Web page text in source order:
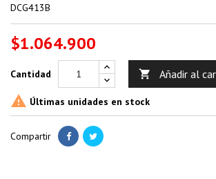
DCG413B
$1.064.900
Cantidad  Añadir al
 Últimas unidades en stock
Compartir